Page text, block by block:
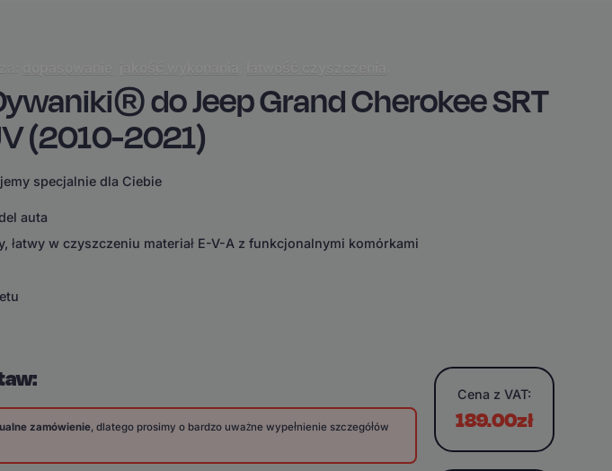
dopasowanie jakość wykonania łatwość czyszczenia
do Jeep Grand Cherokee SRT
(2010-2021)
specjalnie dla Ciebie
auta
łatwy w czyszczeniu materiał E-V-A z funkcjonalnymi komórkami
zamówienie, dlatego prosimy o bardzo uważne wypełnienie szczegółów
Cena z VAT:
189.00zł